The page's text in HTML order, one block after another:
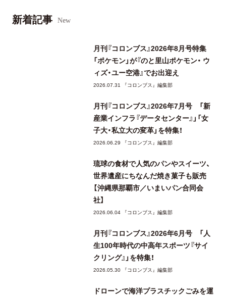
新着記事 New
月刊『コロンブス』2026年8月号特集
「ポケモン」が『のと里山ポケモン・ ウ
ィズ・ユー空港』でお出迎え
2026.07.31 『コロンブス』編集部
月刊『コロンブス』2026年7月号 「新
産業インフラ『データセンター』」「女
子大・私立大の変革」を特集！
2026.06.29 『コロンブス』編集部
琉球の食材で人気のパンやスイーツ、
世界遺産にちなんだ焼き菓子も販売
【沖縄県那覇市／いまいパン合同会
社】
2026.06.04 『コロンブス』編集部
月刊『コロンブス』2026年6月号 「人
生100年時代の中高年スポーツ『サイ
クリング』」を特集！
2026.05.30 『コロンブス』編集部
ドローンで海洋プラスチックごみを運